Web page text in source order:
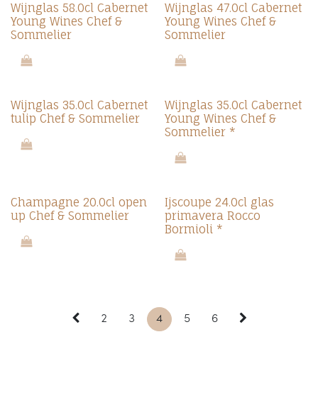
Wijnglas 58.0cl Cabernet
Young Wines Chef &
Sommelier
Wijnglas 47.0cl Cabernet
Young Wines Chef &
Sommelier
Wijnglas 35.0cl Cabernet
tulip Chef & Sommelier
Wijnglas 35.0cl Cabernet
Young Wines Chef &
Sommelier *
Champagne 20.0cl open
up Chef & Sommelier
Ijscoupe 24.0cl glas
primavera Rocco
Bormioli *
2 3 4 5 6